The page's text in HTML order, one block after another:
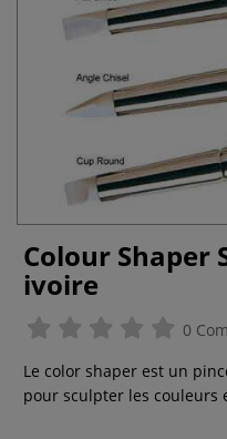
Colour Shaper
ivoire
0
Le color shaper est un
pour sculpter les couleurs